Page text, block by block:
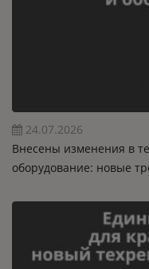
24.07.2026
Внесены изменения в
оборудование: новые